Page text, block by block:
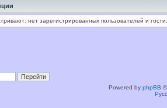
нет зарегистрированных пользователей и
Powered by phpBB